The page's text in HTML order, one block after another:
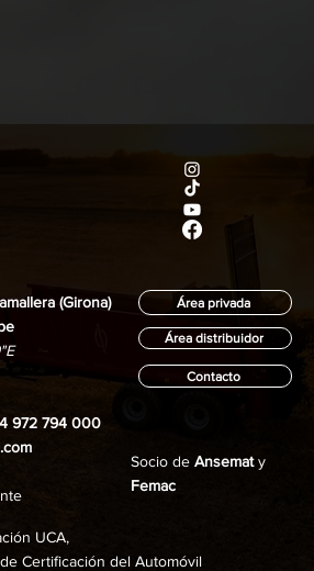
(Girona)
972 794 000
UCA,
Certificación del Automóvil
Área privada
Área distribuidor
Contacto
Socio de Ansematy
Femac